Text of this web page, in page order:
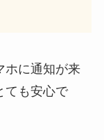
ホに通知が来
ても安心で